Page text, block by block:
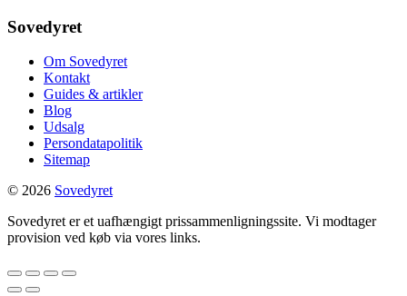
Sovedyret
Om Sovedyret
Kontakt
Guides & artikler
Blog
Udsalg
Persondatapolitik
Sitemap
© 2026 Sovedyret
Sovedyret er et uafhængigt prissammenligningssite. Vi modtager
provision ved køb via vores links.